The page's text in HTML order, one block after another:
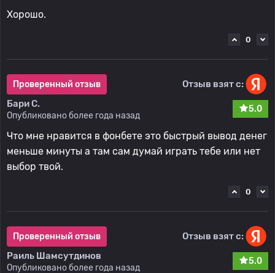
Хорошо.
0
Проверенный отзыв
Отзыв взят с:
Бари С.
Опубликовано более года назад
5.0
Что мне нравится в фонбете это быстрый вывод денег
меньше минуты а там сам думай играть тебе или нет
выбор твой.
0
Проверенный отзыв
Отзыв взят с:
Раиль Шамсутдинов
Опубликовано более года назад
5.0